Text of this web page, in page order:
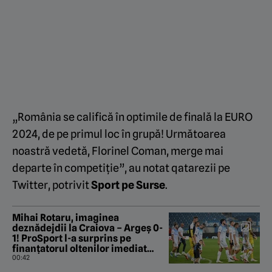
„România se califică în optimile de finală la EURO
2024, de pe primul loc în grupă! Următoarea
noastră vedetă, Florinel Coman, merge mai
departe în competiție”, au notat qatarezii pe
Twitter, potrivitSport pe Surse.
Mihai Rotaru, imaginea
deznădejdii la Craiova – Argeș 0-
1! ProSport l-a surprins pe
finanțatorul oltenilor imediat
după fluierul de final
00:42